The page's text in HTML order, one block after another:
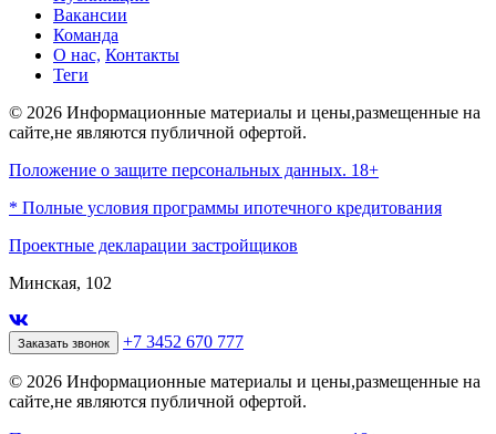
Вакансии
Команда
О нас, Контакты
Теги
© 2026 Информационные материалы и цены,размещенные на
сайте,не являются публичной офертой.
Положение о защите персональных данных. 18+
* Полные условия программы ипотечного кредитования
Проектные декларации застройщиков
Минская, 102
Заказать звонок +7 3452 670 777
© 2026 Информационные материалы и цены,размещенные на
сайте,не являются публичной офертой.